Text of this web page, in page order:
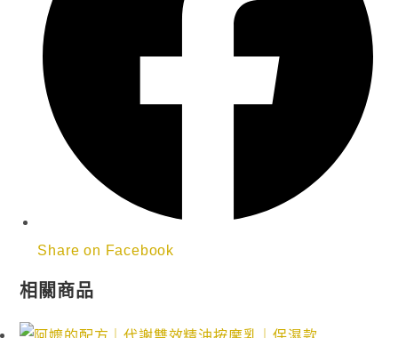
Share on Facebook
相關商品